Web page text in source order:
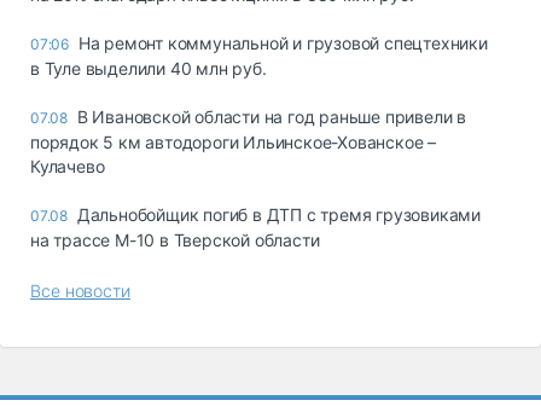
07:06 На ремонт коммунальной и грузовой спецтехники
в Туле выделили 40 млн руб.
07.08 В Ивановской области на год раньше привели в
порядок 5 км автодороги Ильинское-Хованское –
Кулачево
07.08 Дальнобойщик погиб в ДТП с тремя грузовиками
на трассе М-10 в Тверской области
Все новости